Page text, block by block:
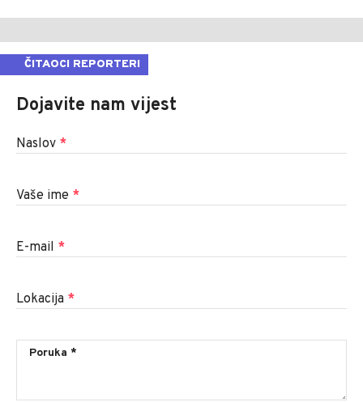
ČITAOCI REPORTERI
Dojavite nam vijest
Naslov *
Vaše ime *
E-mail *
Lokacija *